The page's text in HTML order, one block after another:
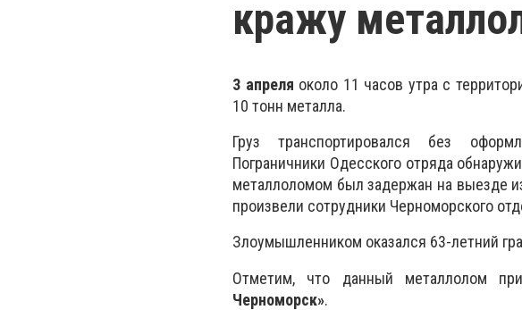
кражу
3 апреля около 11 часов утра с
10 тонн металла.
Груз транспортировался без
Пограничники Одесского отряда
металлоломом был задержан на выезде
произвели сотрудники Черноморского
Злоумышленником оказался 63-летний
Отметим, что данный металлолом
Черноморск».